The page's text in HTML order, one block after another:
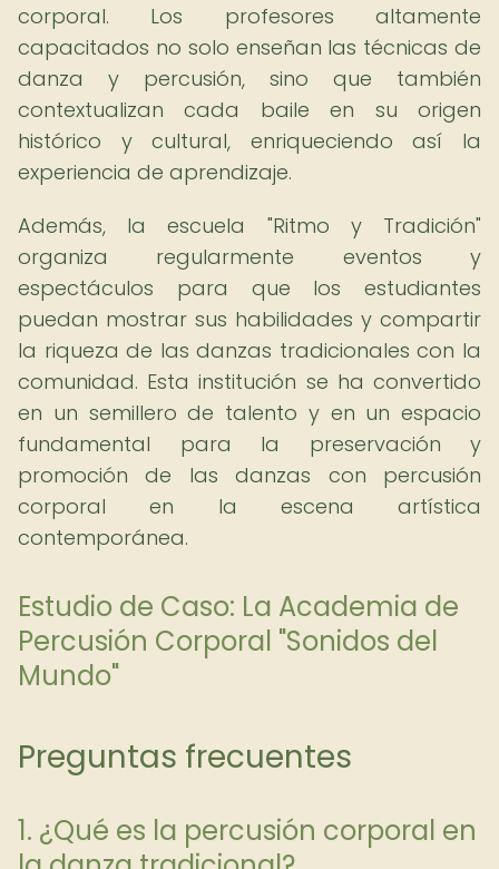
corporal. Los profesores altamente
capacitados no solo enseñan las técnicas de
danza y percusión, sino que también
contextualizan cada baile en su origen
histórico y cultural, enriqueciendo así la
experiencia de aprendizaje.
Además, la escuela "Ritmo y Tradición"
organiza regularmente eventos y
espectáculos para que los estudiantes
puedan mostrar sus habilidades y compartir
la riqueza de las danzas tradicionales con la
comunidad. Esta institución se ha convertido
en un semillero de talento y en un espacio
fundamental para la preservación y
promoción de las danzas con percusión
corporal en la escena artística
contemporánea.
Estudio de Caso: La Academia de
Percusión Corporal "Sonidos del
Mundo"
Preguntas frecuentes
1. ¿Qué es la percusión corporal en